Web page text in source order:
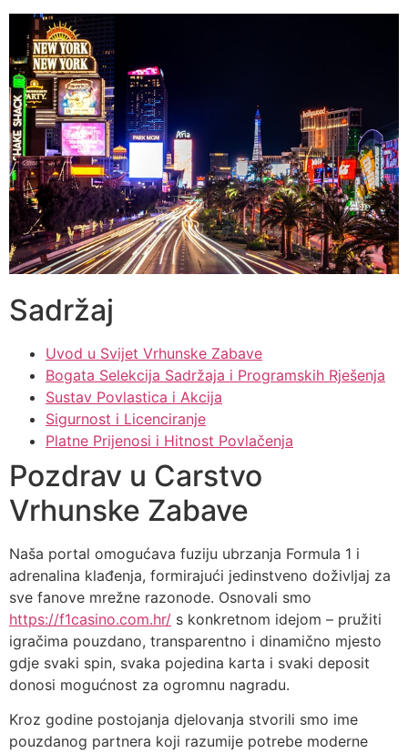
Sadržaj
Uvod u Svijet Vrhunske Zabave
Bogata Selekcija Sadržaja i Programskih Rješenja
Sustav Povlastica i Akcija
Sigurnost i Licenciranje
Platne Prijenosi i Hitnost Povlačenja
Pozdrav u Carstvo
Vrhunske Zabave
Naša portal omogućava fuziju ubrzanja Formula 1 i
adrenalina klađenja, formirajući jedinstveno doživljaj za
sve fanove mrežne razonode. Osnovali smo
https://f1casino.com.hr/ s konkretnom idejom – pružiti
igračima pouzdano, transparentno i dinamično mjesto
gdje svaki spin, svaka pojedina karta i svaki deposit
donosi mogućnost za ogromnu nagradu.
Kroz godine postojanja djelovanja stvorili smo ime
pouzdanog partnera koji razumije potrebe moderne